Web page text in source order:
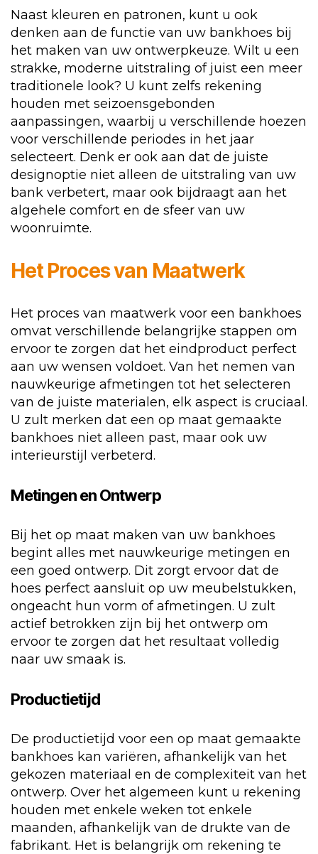
Naast kleuren en patronen, kunt u ook
denken aan de functie van uw bankhoes bij
het maken van uw ontwerpkeuze. Wilt u een
strakke, moderne uitstraling of juist een meer
traditionele look? U kunt zelfs rekening
houden met seizoensgebonden
aanpassingen, waarbij u verschillende hoezen
voor verschillende periodes in het jaar
selecteert. Denk er ook aan dat de juiste
designoptie niet alleen de uitstraling van uw
bank verbetert, maar ook bijdraagt aan het
algehele comfort en de sfeer van uw
woonruimte.
Het Proces van Maatwerk
Het proces van maatwerk voor een bankhoes
omvat verschillende belangrijke stappen om
ervoor te zorgen dat het eindproduct perfect
aan uw wensen voldoet. Van het nemen van
nauwkeurige afmetingen tot het selecteren
van de juiste materialen, elk aspect is cruciaal.
U zult merken dat een op maat gemaakte
bankhoes niet alleen past, maar ook uw
interieurstijl verbeterd.
Metingen en Ontwerp
Bij het op maat maken van uw bankhoes
begint alles met nauwkeurige metingen en
een goed ontwerp. Dit zorgt ervoor dat de
hoes perfect aansluit op uw meubelstukken,
ongeacht hun vorm of afmetingen. U zult
actief betrokken zijn bij het ontwerp om
ervoor te zorgen dat het resultaat volledig
naar uw smaak is.
Productietijd
De productietijd voor een op maat gemaakte
bankhoes kan variëren, afhankelijk van het
gekozen materiaal en de complexiteit van het
ontwerp. Over het algemeen kunt u rekening
houden met enkele weken tot enkele
maanden, afhankelijk van de drukte van de
fabrikant. Het is belangrijk om rekening te